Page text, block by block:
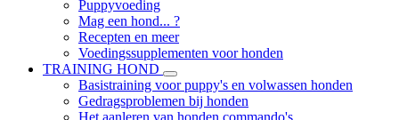
Puppyvoeding
Mag een hond... ?
Recepten en meer
Voedingssupplementen voor honden
TRAINING HOND
Basistraining voor puppy's en volwassen honden
Gedragsproblemen bij honden
Het aanleren van honden commando's